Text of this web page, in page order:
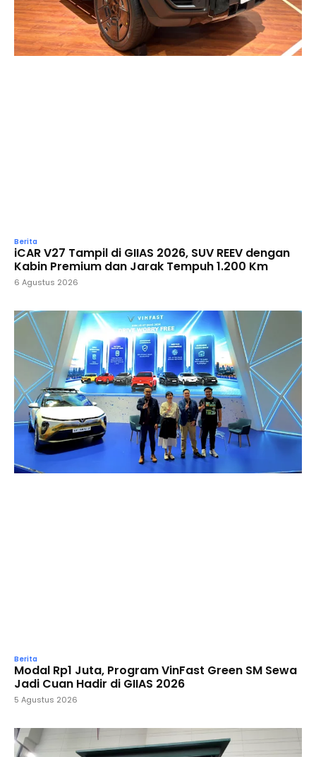
Berita
iCAR V27 Tampil di GIIAS 2026, SUV REEV dengan
Kabin Premium dan Jarak Tempuh 1.200 Km
6 Agustus 2026
Berita
Modal Rp1 Juta, Program VinFast Green SM Sewa
Jadi Cuan Hadir di GIIAS 2026
5 Agustus 2026